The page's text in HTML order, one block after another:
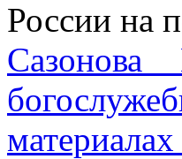
России на
Сазонова